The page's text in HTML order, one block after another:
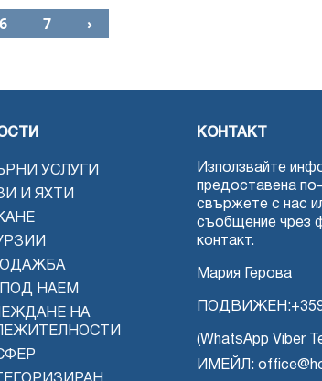
6 7 ›
УСЛУГИ
И ЯХТИ
НАЕМ
НА
КОНТАКТ
Използвайте
предоставена
свържете с нас
съобщение чрез
контакт.
Мария Герова
ПОДВИЖЕН:
(WhatsApp Viber
ИМЕЙЛ: